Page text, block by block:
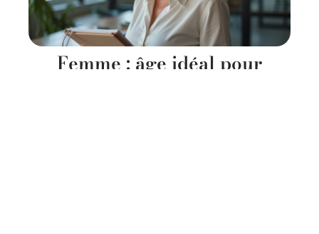
Femme : âge idéal pour